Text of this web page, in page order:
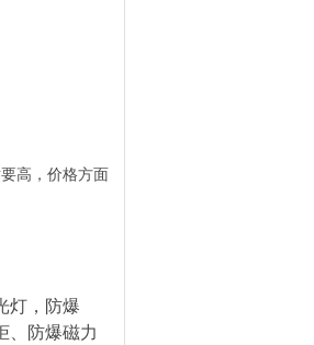
高，价格方面
灯，防爆
、防爆磁力